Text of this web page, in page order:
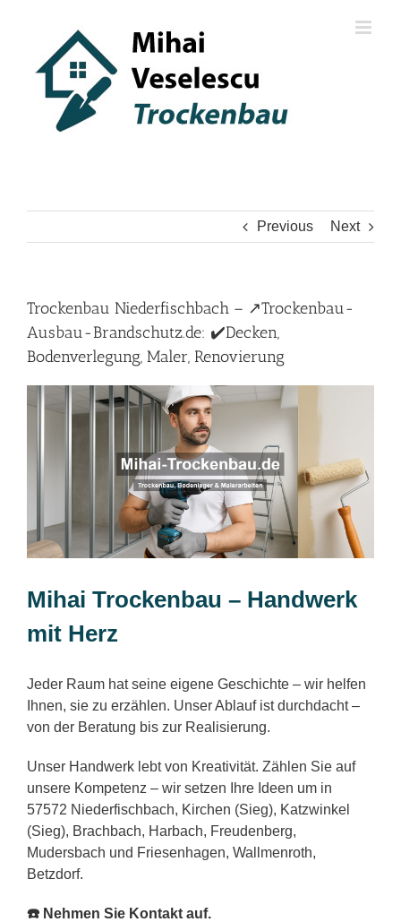
Previous Next
Trockenbau Niederfischbach – ↗️Trockenbau-
Ausbau-Brandschutz.de: ✔️Decken,
Bodenverlegung, Maler, Renovierung
Mihai Trockenbau – Handwerk
mit Herz
Jeder Raum hat seine eigene Geschichte – wir helfen
Ihnen, sie zu erzählen. Unser Ablauf ist durchdacht –
von der Beratung bis zur Realisierung.
Unser Handwerk lebt von Kreativität. Zählen Sie auf
unsere Kompetenz – wir setzen Ihre Ideen um in
57572 Niederfischbach, Kirchen (Sieg), Katzwinkel
(Sieg), Brachbach, Harbach, Freudenberg,
Mudersbach und Friesenhagen, Wallmenroth,
Betzdorf.
☎️ Nehmen Sie Kontakt auf.